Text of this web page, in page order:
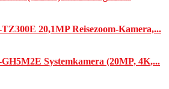
20,1MP Reisezoom-Kamera,...
Systemkamera (20MP, 4K,...